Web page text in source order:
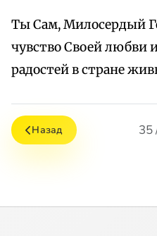
Ты Сам, Милосердый
чувство Своей любви
радостей в стране
Назад 35